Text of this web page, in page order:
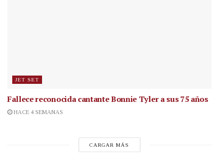
JET SET
Fallece reconocida cantanteBonnie Tyler a sus 75 años
HACE 4 SEMANAS
CARGAR MÁS